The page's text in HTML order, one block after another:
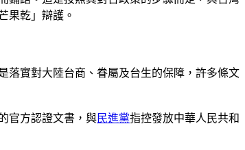
果乾」辯護。
落實對大陸台商、眷屬及台生的保障，許多條文
官方認證文書，與民進黨指控發放中華人民共和